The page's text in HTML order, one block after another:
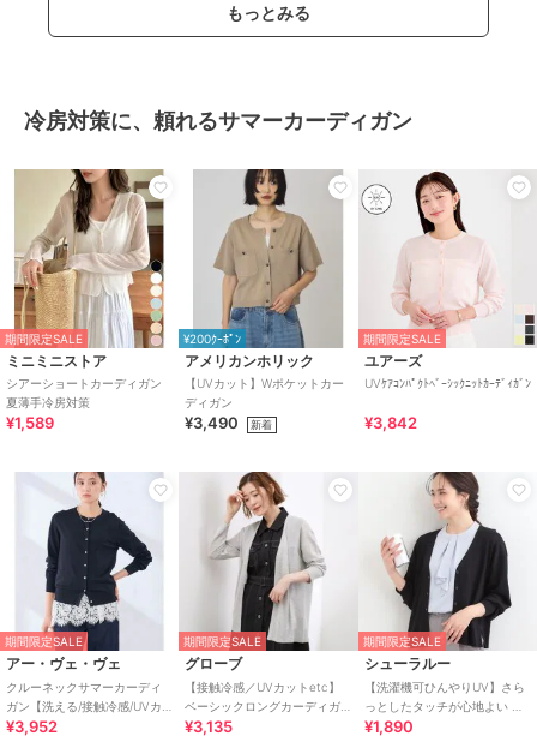
もっとみる
冷房対策に、頼れるサマーカーディガン
期間限定SALE
ミニミニストア
シアーショートカーディガン
夏薄手冷房対策
¥1,589
¥200ｸｰﾎﾟﾝ
アメリカンホリック
【UVカット】Wポケットカー
ディガン
¥3,490 新着
期間限定SALE
ユアーズ
UVｹｱｺﾝﾊﾟｸﾄﾍﾞｰｼｯｸﾆｯﾄｶｰﾃﾞｨｶﾞﾝ
¥3,842
期間限定SALE
アー・ヴェ・ヴェ
クルーネックサマーカーディ
ガン【洗える/接触冷感/UVカ
ット】
¥3,952
期間限定SALE
グローブ
【接触冷感／UVカットetc】
ベーシックロングカーディガ
ン
¥3,135
期間限定SALE
シューラルー
【洗濯機可ひんやりUV】さら
っとしたタッチが心地よい シ
ョート丈 Vネックカーディガ
¥1,890